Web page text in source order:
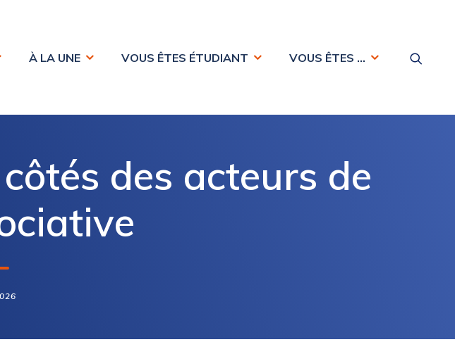
À LA UNE VOUS ÊTES ÉTUDIANT VOUS ÊTES …
des acteurs de